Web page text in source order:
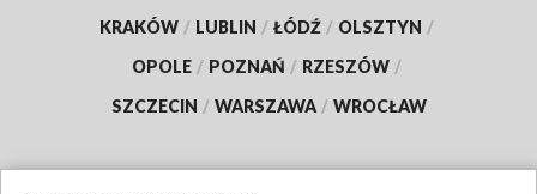
KRAKÓW / LUBLIN / ŁÓDŹ / OLSZTYN /
OPOLE / POZNAŃ / RZESZÓW /
SZCZECIN / WARSZAWA / WROCŁAW